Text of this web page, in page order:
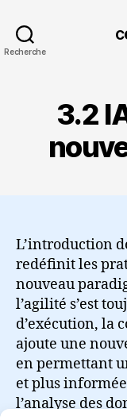
Recherche
3.2
L’introduction
redéfinit les
nouveau
l’agilité s’est
d’exécution, la
ajoute une
en permettant
et plus
l’analyse des